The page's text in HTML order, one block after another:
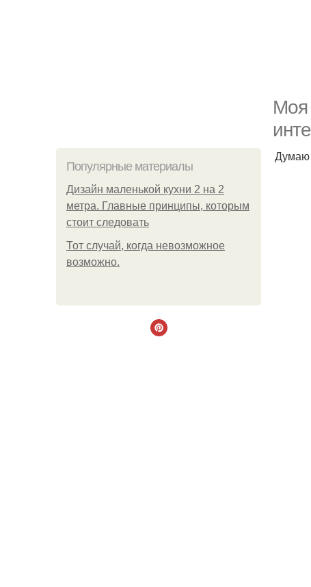
Моя
Популярные материалы
Дизайн маленькой кухни 2 на 2
метра. Главные принципы, которым
стоит следовать
Тот случай, когда невозможное
возможно.
Думаю